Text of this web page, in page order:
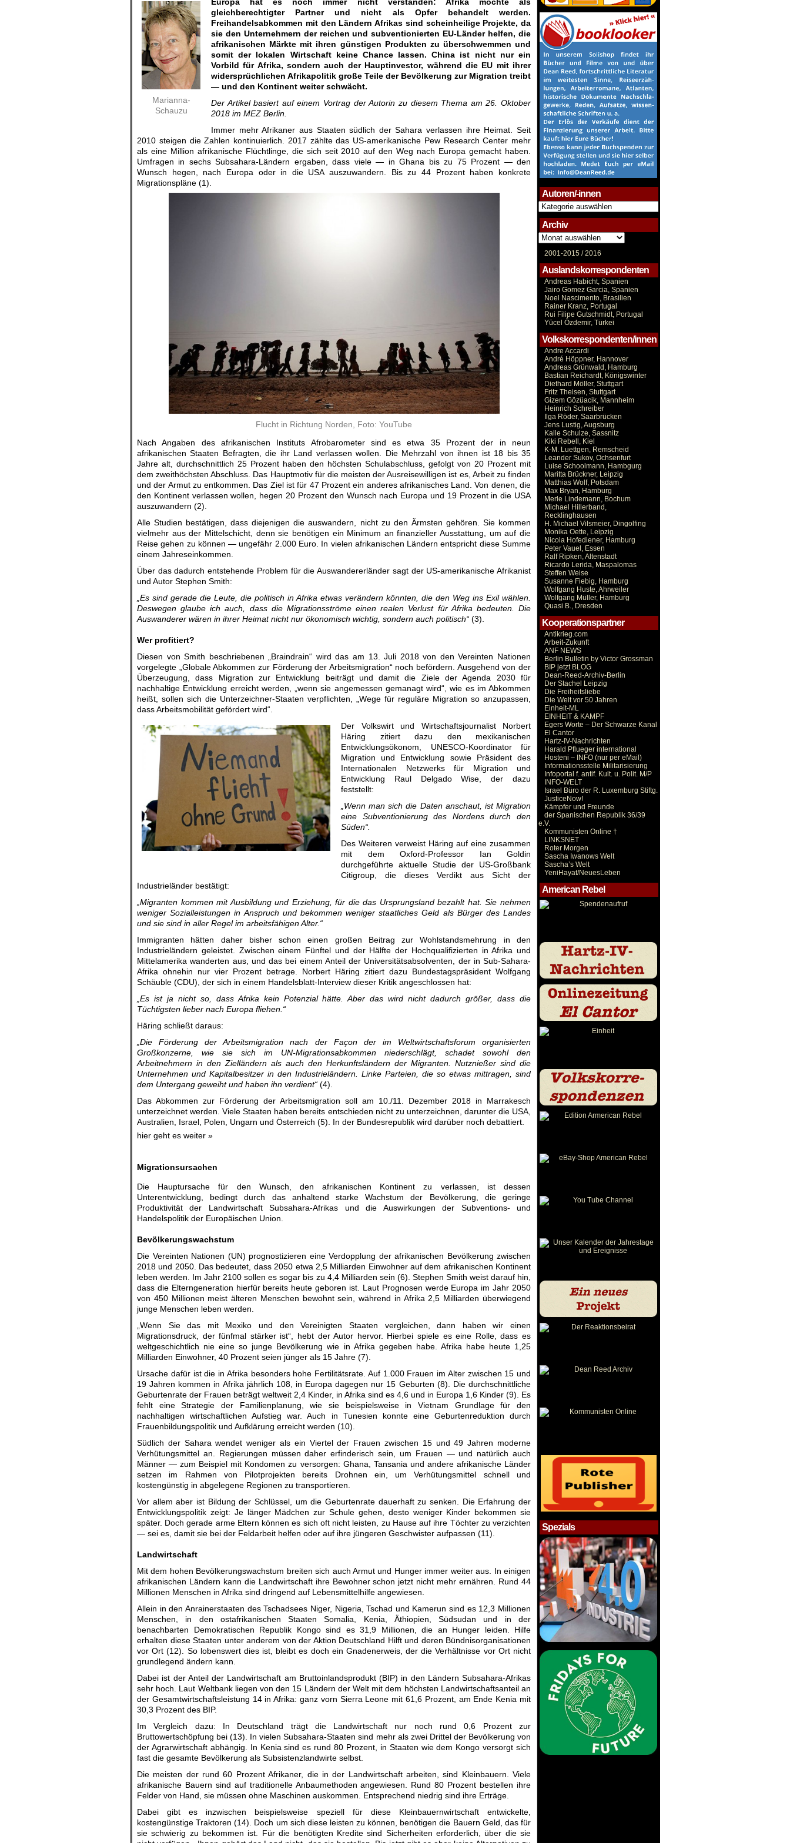
Marianna-
Schauzu
gleichberechtigter Partner und nicht als Opfer behandelt werden.
Freihandelsabkommen mit den Ländern Afrikas sind scheinheilige Projekte, da
sie den Unternehmern der reichen und subventionierten EU-Länder helfen, die
afrikanischen Märkte mit ihren günstigen Produkten zu überschwemmen und
somit der lokalen Wirtschaft keine Chance lassen. China ist nicht nur ein
Vorbild für Afrika, sondern auch der Hauptinvestor, während die EU mit ihrer
widersprüchlichen Afrikapolitik große Teile der Bevölkerung zur Migration treibt
— und den Kontinent weiter schwächt.
Der Artikel basiert auf einem Vortrag der Autorin zu diesem Thema am 26. Oktober
2018 im MEZ Berlin.
Immer mehr Afrikaner aus Staaten südlich der Sahara verlassen ihre Heimat. Seit
2010 steigen die Zahlen kontinuierlich. 2017 zählte das US-amerikanische Pew Research Center mehr
als eine Million afrikanische Flüchtlinge, die sich seit 2010 auf den Weg nach Europa gemacht haben.
Umfragen in sechs Subsahara-Ländern ergaben, dass viele — in Ghana bis zu 75 Prozent — den
Wunsch hegen, nach Europa oder in die USA auszuwandern. Bis zu 44 Prozent haben konkrete
Migrationspläne (1).
Flucht in Richtung Norden, Foto: YouTube
Nach Angaben des afrikanischen Instituts Afrobarometer sind es etwa 35 Prozent der in neun
afrikanischen Staaten Befragten, die ihr Land verlassen wollen. Die Mehrzahl von ihnen ist 18 bis 35
Jahre alt, durchschnittlich 25 Prozent haben den höchsten Schulabschluss, gefolgt von 20 Prozent mit
dem zweithöchsten Abschluss. Das Hauptmotiv für die meisten der Ausreisewilligen ist es, Arbeit zu finden
und der Armut zu entkommen. Das Ziel ist für 47 Prozent ein anderes afrikanisches Land. Von denen, die
den Kontinent verlassen wollen, hegen 20 Prozent den Wunsch nach Europa und 19 Prozent in die USA
auszuwandern (2).
Alle Studien bestätigen, dass diejenigen die auswandern, nicht zu den Ärmsten gehören. Sie kommen
vielmehr aus der Mittelschicht, denn sie benötigen ein Minimum an finanzieller Ausstattung, um auf die
Reise gehen zu können — ungefähr 2.000 Euro. In vielen afrikanischen Ländern entspricht diese Summe
einem Jahreseinkommen.
Über das dadurch entstehende Problem für die Auswandererländer sagt der US-amerikanische Afrikanist
und Autor Stephen Smith:
„Es sind gerade die Leute, die politisch in Afrika etwas verändern könnten, die den Weg ins Exil wählen.
Deswegen glaube ich auch, dass die Migrationsströme einen realen Verlust für Afrika bedeuten. Die
Auswanderer wären in ihrer Heimat nicht nur ökonomisch wichtig, sondern auch politisch“ (3).
Wer profitiert?
Diesen von Smith beschriebenen „Braindrain“ wird das am 13. Juli 2018 von den Vereinten Nationen
vorgelegte „Globale Abkommen zur Förderung der Arbeitsmigration“ noch befördern. Ausgehend von der
Überzeugung, dass Migration zur Entwicklung beiträgt und damit die Ziele der Agenda 2030 für
nachhaltige Entwicklung erreicht werden, „wenn sie angemessen gemanagt wird“, wie es im Abkommen
heißt, sollen sich die Unterzeichner-Staaten verpflichten, „Wege für reguläre Migration so anzupassen,
dass Arbeitsmobilität gefördert wird“.
Der Volkswirt und Wirtschaftsjournalist Norbert
Häring zitiert dazu den mexikanischen
Entwicklungsökonom, UNESCO-Koordinator für
Migration und Entwicklung sowie Präsident des
Internationalen Netzwerks für Migration und
Entwicklung Raul Delgado Wise, der dazu
feststellt:
„Wenn man sich die Daten anschaut, ist Migration
eine Subventionierung des Nordens durch den
Süden“.
Des Weiteren verweist Häring auf eine zusammen
mit dem Oxford-Professor Ian Goldin
durchgeführte aktuelle Studie der US-Großbank
Citigroup, die dieses Verdikt aus Sicht der
Industrieländer bestätigt:
„Migranten kommen mit Ausbildung und Erziehung, für die das Ursprungsland bezahlt hat. Sie nehmen
weniger Sozialleistungen in Anspruch und bekommen weniger staatliches Geld als Bürger des Landes
und sie sind in aller Regel im arbeitsfähigen Alter.“
Immigranten hätten daher bisher schon einen großen Beitrag zur Wohlstandsmehrung in den
Industrieländern geleistet. Zwischen einem Fünftel und der Hälfte der Hochqualifizierten in Afrika und
Mittelamerika wanderten aus, und das bei einem Anteil der Universitätsabsolventen, der in Sub-Sahara-
Afrika ohnehin nur vier Prozent betrage. Norbert Häring zitiert dazu Bundestagspräsident Wolfgang
Schäuble (CDU), der sich in einem Handelsblatt-Interview dieser Kritik angeschlossen hat:
„Es ist ja nicht so, dass Afrika kein Potenzial hätte. Aber das wird nicht dadurch größer, dass die
Tüchtigsten lieber nach Europa fliehen.“
Häring schließt daraus:
„Die Förderung der Arbeitsmigration nach der Façon der im Weltwirtschaftsforum organisierten
Großkonzerne, wie sie sich im UN-Migrationsabkommen niederschlägt, schadet sowohl den
Arbeitnehmern in den Zielländern als auch den Herkunftsländern der Migranten. Nutznießer sind die
Unternehmen und Kapitalbesitzer in den Industrieländern. Linke Parteien, die so etwas mittragen, sind
dem Untergang geweiht und haben ihn verdient“ (4).
Das Abkommen zur Förderung der Arbeitsmigration soll am 10./11. Dezember 2018 in Marrakesch
unterzeichnet werden. Viele Staaten haben bereits entschieden nicht zu unterzeichnen, darunter die USA,
Australien, Israel, Polen, Ungarn und Österreich (5). In der Bundesrepublik wird darüber noch debattiert.
hier geht es weiter »
Migrationsursachen
Die Hauptursache für den Wunsch, den afrikanischen Kontinent zu verlassen, ist dessen
Unterentwicklung, bedingt durch das anhaltend starke Wachstum der Bevölkerung, die geringe
Produktivität der Landwirtschaft Subsahara-Afrikas und die Auswirkungen der Subventions- und
Handelspolitik der Europäischen Union.
Bevölkerungswachstum
Die Vereinten Nationen (UN) prognostizieren eine Verdopplung der afrikanischen Bevölkerung zwischen
2018 und 2050. Das bedeutet, dass 2050 etwa 2,5 Milliarden Einwohner auf dem afrikanischen Kontinent
leben werden. Im Jahr 2100 sollen es sogar bis zu 4,4 Milliarden sein (6). Stephen Smith weist darauf hin,
dass die Elterngeneration hierfür bereits heute geboren ist. Laut Prognosen werde Europa im Jahr 2050
von 450 Millionen meist älteren Menschen bewohnt sein, während in Afrika 2,5 Milliarden überwiegend
junge Menschen leben werden.
„Wenn Sie das mit Mexiko und den Vereinigten Staaten vergleichen, dann haben wir einen
Migrationsdruck, der fünfmal stärker ist“, hebt der Autor hervor. Hierbei spiele es eine Rolle, dass es
weltgeschichtlich nie eine so junge Bevölkerung wie in Afrika gegeben habe. Afrika habe heute 1,25
Milliarden Einwohner, 40 Prozent seien jünger als 15 Jahre (7).
Ursache dafür ist die in Afrika besonders hohe Fertilitätsrate. Auf 1.000 Frauen im Alter zwischen 15 und
19 Jahren kommen in Afrika jährlich 108, in Europa dagegen nur 15 Geburten (8). Die durchschnittliche
Geburtenrate der Frauen beträgt weltweit 2,4 Kinder, in Afrika sind es 4,6 und in Europa 1,6 Kinder (9). Es
fehlt eine Strategie der Familienplanung, wie sie beispielsweise in Vietnam Grundlage für den
nachhaltigen wirtschaftlichen Aufstieg war. Auch in Tunesien konnte eine Geburtenreduktion durch
Frauenbildungspolitik und Aufklärung erreicht werden (10).
Südlich der Sahara wendet weniger als ein Viertel der Frauen zwischen 15 und 49 Jahren moderne
Verhütungsmittel an. Regierungen müssen daher erfinderisch sein, um Frauen — und natürlich auch
Männer — zum Beispiel mit Kondomen zu versorgen: Ghana, Tansania und andere afrikanische Länder
setzen im Rahmen von Pilotprojekten bereits Drohnen ein, um Verhütungsmittel schnell und
kostengünstig in abgelegene Regionen zu transportieren.
Vor allem aber ist Bildung der Schlüssel, um die Geburtenrate dauerhaft zu senken. Die Erfahrung der
Entwicklungspolitik zeigt: Je länger Mädchen zur Schule gehen, desto weniger Kinder bekommen sie
später. Doch gerade arme Eltern können es sich oft nicht leisten, zu Hause auf ihre Töchter zu verzichten
— sei es, damit sie bei der Feldarbeit helfen oder auf ihre jüngeren Geschwister aufpassen (11).
Landwirtschaft
Mit dem hohen Bevölkerungswachstum breiten sich auch Armut und Hunger immer weiter aus. In einigen
afrikanischen Ländern kann die Landwirtschaft ihre Bewohner schon jetzt nicht mehr ernähren. Rund 44
Millionen Menschen in Afrika sind dringend auf Lebensmittelhilfe angewiesen.
Allein in den Anrainerstaaten des Tschadsees Niger, Nigeria, Tschad und Kamerun sind es 12,3 Millionen
Menschen, in den ostafrikanischen Staaten Somalia, Kenia, Äthiopien, Südsudan und in der
benachbarten Demokratischen Republik Kongo sind es 31,9 Millionen, die an Hunger leiden. Hilfe
erhalten diese Staaten unter anderem von der Aktion Deutschland Hilft und deren Bündnisorganisationen
vor Ort (12). So lobenswert dies ist, bleibt es doch ein Gnadenerweis, der die Verhältnisse vor Ort nicht
grundlegend ändern kann.
Dabei ist der Anteil der Landwirtschaft am Bruttoinlandsprodukt (BIP) in den Ländern Subsahara-Afrikas
sehr hoch. Laut Weltbank liegen von den 15 Ländern der Welt mit dem höchsten Landwirtschaftsanteil an
der Gesamtwirtschaftsleistung 14 in Afrika: ganz vorn Sierra Leone mit 61,6 Prozent, am Ende Kenia mit
30,3 Prozent des BIP.
Im Vergleich dazu: In Deutschland trägt die Landwirtschaft nur noch rund 0,6 Prozent zur
Bruttowertschöpfung bei (13). In vielen Subsahara-Staaten sind mehr als zwei Drittel der Bevölkerung von
der Agrarwirtschaft abhängig. In Kenia sind es rund 80 Prozent, in Staaten wie dem Kongo versorgt sich
fast die gesamte Bevölkerung als Subsistenzlandwirte selbst.
Die meisten der rund 60 Prozent Afrikaner, die in der Landwirtschaft arbeiten, sind Kleinbauern. Viele
afrikanische Bauern sind auf traditionelle Anbaumethoden angewiesen. Rund 80 Prozent bestellen ihre
Felder von Hand, sie müssen ohne Maschinen auskommen. Entsprechend niedrig sind ihre Erträge.
Dabei gibt es inzwischen beispielsweise speziell für diese Kleinbauernwirtschaft entwickelte,
kostengünstige Traktoren (14). Doch um sich diese leisten zu können, benötigen die Bauern Geld, das für
sie schwierig zu bekommen ist. Für die benötigten Kredite sind Sicherheiten erforderlich, über die sie
Autoren/-innen
Autoren/-
innen
Archiv
Archiv
2001-2015 /2016
Auslandskorrespondenten
Andreas Habicht, Spanien
Jairo Gomez Garcia, Spanien
Noel Nascimento, Brasilien
Rainer Kranz, Portugal
Rui Filipe Gutschmidt, Portugal
Yücel Özdemir, Türkei
Volkskorrespondenten/innen
Andre Accardi
André Höppner, Hannover
Andreas Grünwald, Hamburg
Bastian Reichardt, Königswinter
Diethard Möller, Stuttgart
Fritz Theisen, Stuttgart
Gizem Gözüacik, Mannheim
Heinrich Schreiber
Ilga Röder, Saarbrücken
Jens Lustig, Augsburg
Kalle Schulze, Sassnitz
Kiki Rebell, Kiel
K-M. Luettgen, Remscheid
Leander Sukov, Ochsenfurt
Luise Schoolmann, Hambgurg
Maritta Brückner, Leipzig
Matthias Wolf, Potsdam
Max Bryan, Hamburg
Merle Lindemann, Bochum
Michael Hillerband,
Recklinghausen
H. Michael Vilsmeier, Dingolfing
Monika Oette, Leipzig
Nicola Hofediener, Hamburg
Peter Vauel, Essen
Ralf Ripken, Altenstadt
Ricardo Lerida, Maspalomas
Steffen Weise
Susanne Fiebig, Hamburg
Wolfgang Huste, Ahrweiler
Wolfgang Müller, Hamburg
Quasi B., Dresden
Kooperationspartner
Antikrieg.com
Arbeit-Zukunft
ANF NEWS
Berlin Bulletin by Victor Grossman
BIP jetzt BLOG
Dean-Reed-Archiv-Berlin
Der Stachel Leipzig
Die Freiheitsliebe
Die Welt vor 50 Jahren
Einheit-ML
EINHEIT & KAMPF
Egers Worte – Der Schwarze Kanal
El Cantor
Hartz-IV-Nachrichten
Harald Pflueger international
Hosteni – INFO (nur per eMail)
Informationsstelle Militarisierung
Infoportal f. antif. Kult. u. Polit. M/P
INFO-WELT
Israel Büro der R. Luxemburg Stiftg.
JusticeNow!
Kämpfer und Freunde
der Spanischen Republik 36/39
e.V.
Kommunisten Online †
LINKSNET
Roter Morgen
Sascha Iwanows Welt
Sascha’s Welt
YeniHayat/NeuesLeben
American Rebel
Spezials